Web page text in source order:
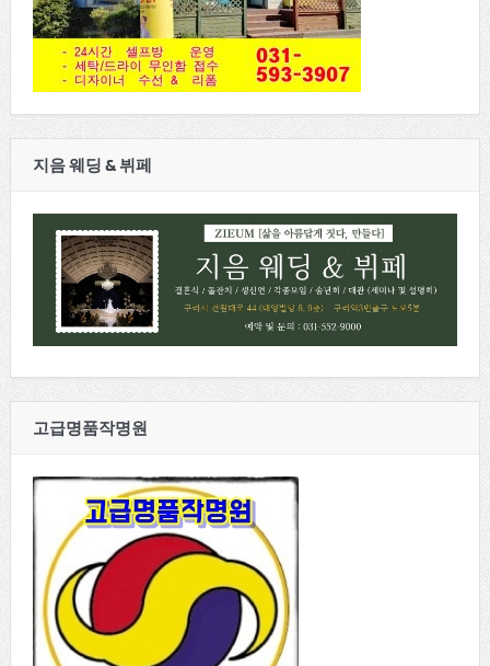
지음 웨딩 & 뷔페
고급명품작명원